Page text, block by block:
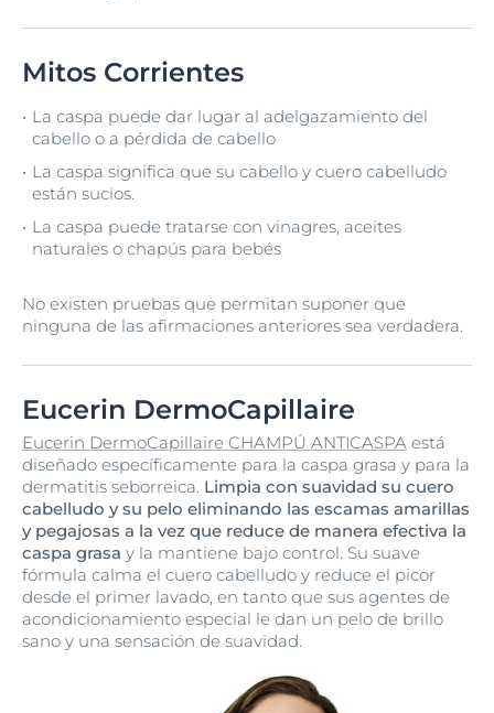
Mitos Corrientes
La caspa puede dar lugar al adelgazamiento del
cabello o a pérdida de cabello
La caspa significa que su cabello y cuero cabelludo
están sucios.
La caspa puede tratarse con vinagres, aceites
naturales o chapús para bebés
No existen pruebas que permitan suponer que
ninguna de las afirmaciones anteriores sea verdadera.
Eucerin DermoCapillaire
Eucerin DermoCapillaire CHAMPÚ ANTICASPA está
diseñado específicamente para la caspa grasa y para la
dermatitis seborreica. Limpia con suavidad su cuero
cabelludo y su pelo eliminando las escamas amarillas
y pegajosas a la vez que reduce de manera efectiva la
caspa grasa y la mantiene bajo control. Su suave
fórmula calma el cuero cabelludo y reduce el picor
desde el primer lavado, en tanto que sus agentes de
acondicionamiento especial le dan un pelo de brillo
sano y una sensación de suavidad.